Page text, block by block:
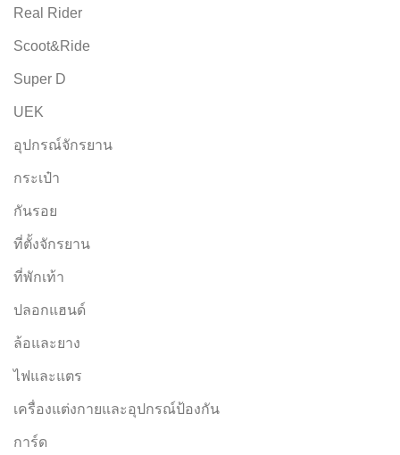
Real Rider
Scoot&Ride
Super D
UEK
อุปกรณ์จักรยาน
กระเป๋า
กันรอย
ที่ตั้งจักรยาน
ที่พักเท้า
ปลอกแฮนด์
ล้อและยาง
ไฟและแตร
เครื่องแต่งกายและอุปกรณ์ป้องกัน
การ์ด